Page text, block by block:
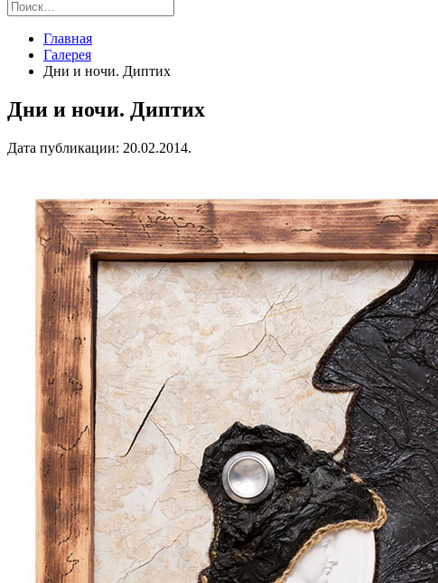
Главная
Галерея
Дни и ночи. Диптих
Дни и ночи. Диптих
Дата публикации: 20.02.2014.